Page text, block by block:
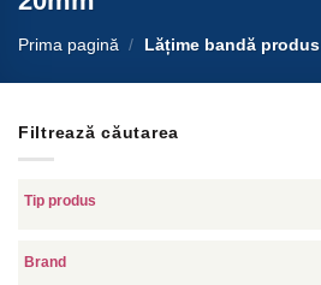
Prima pagină / Lățime bandă produs
Filtrează căutarea
Tip produs
Brand